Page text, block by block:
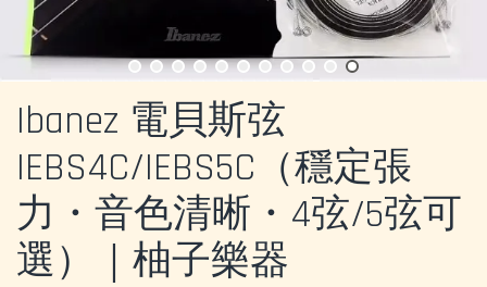
Ibanez 電貝斯弦
IEBS4C/IEBS5C（穩定張
力・音色清晰・4弦/5弦可
選）｜柚子樂器